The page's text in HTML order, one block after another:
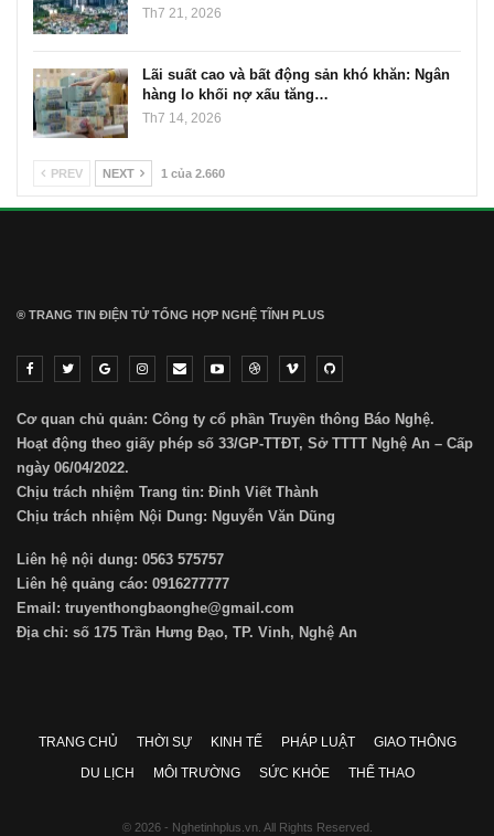
Th7 21, 2026
Lãi suất cao và bất động sản khó khăn: Ngân
hàng lo khối nợ xấu tăng…
Th7 14, 2026
PREV NEXT 1 của 2.660
® TRANG TIN ĐIỆN TỬ ТỔNG HỢP NGHỆ TĨNH PLUS
Cơ quan chủ quản: Công ty cổ phần Truyền thông Báo Nghệ.
Hoạt động theo giấy phép số 33/GP-TTĐT, Sở TTTT Nghệ An – Cấp
ngày 06/04/2022.
Chịu trách nhiệm Trang tin: Đinh Viết Thành
Chịu trách nhiệm Nội Dung: Nguyễn Văn Dũng
Liên hệ nội dung: 0563 575757
Liên hệ quảng cáo: 0916277777
Email: truyenthongbaonghe@gmail.com
Địa chỉ: số 175 Trần Hưng Đạo, TP. Vinh, Nghệ An
TRANG CHỦ THỜI SỰ KINH TẾ PHÁP LUẬT
GIAO THÔNG
DU LỊCH
MÔI TRƯỜNG SỨC KHỎE THỂ THAO
© 2026 - Nghetinhplus.vn. All Rights Reserved.